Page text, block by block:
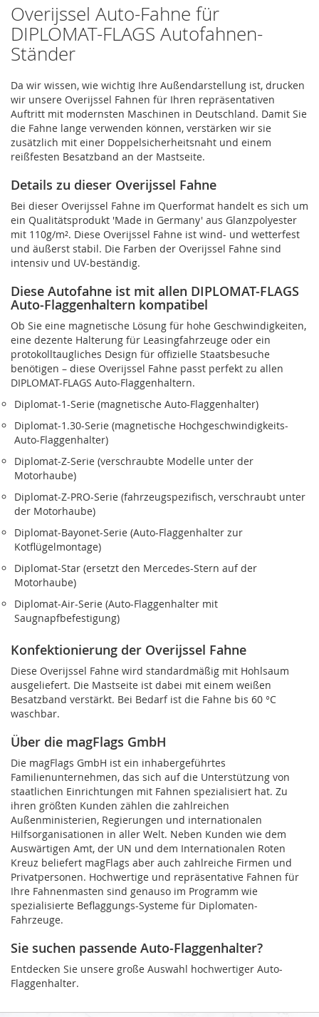
Overijssel Auto-Fahne für
DIPLOMAT-FLAGS Autofahnen-
Ständer
Da wir wissen, wie wichtig Ihre Außendarstellung ist, drucken
wir unsere Overijssel Fahnen für Ihren repräsentativen
Auftritt mit modernsten Maschinen in Deutschland. Damit Sie
die Fahne lange verwenden können, verstärken wir sie
zusätzlich mit einer Doppelsicherheitsnaht und einem
reißfesten Besatzband an der Mastseite.
Details zu dieser Overijssel Fahne
Bei dieser Overijssel Fahne im Querformat handelt es sich um
ein Qualitätsprodukt 'Made in Germany' aus Glanzpolyester
mit 110g/m². Diese Overijssel Fahne ist wind- und wetterfest
und äußerst stabil. Die Farben der Overijssel Fahne sind
intensiv und UV-beständig.
Diese Autofahne ist mit allen DIPLOMAT-FLAGS
Auto-Flaggenhaltern kompatibel
Ob Sie eine magnetische Lösung für hohe Geschwindigkeiten,
eine dezente Halterung für Leasingfahrzeuge oder ein
protokolltaugliches Design für offizielle Staatsbesuche
benötigen – diese Overijssel Fahne passt perfekt zu allen
DIPLOMAT-FLAGS Auto-Flaggenhaltern.
Diplomat‑1-Serie (magnetische Auto-Flaggenhalter)
Diplomat‑1.30-Serie (magnetische Hochgeschwindigkeits-
Auto-Flaggenhalter)
Diplomat‑Z-Serie (verschraubte Modelle unter der
Motorhaube)
Diplomat‑Z‑PRO-Serie (fahrzeugspezifisch, verschraubt unter
der Motorhaube)
Diplomat‑Bayonet-Serie (Auto-Flaggenhalter zur
Kotflügelmontage)
Diplomat‑Star (ersetzt den Mercedes-Stern auf der
Motorhaube)
Diplomat‑Air-Serie (Auto-Flaggenhalter mit
Saugnapfbefestigung)
Konfektionierung der Overijssel Fahne
Diese Overijssel Fahne wird standardmäßig mit Hohlsaum
ausgeliefert. Die Mastseite ist dabei mit einem weißen
Besatzband verstärkt. Bei Bedarf ist die Fahne bis 60 °C
waschbar.
Über die magFlags GmbH
Die magFlags GmbH ist ein inhabergeführtes
Familienunternehmen, das sich auf die Unterstützung von
staatlichen Einrichtungen mit Fahnen spezialisiert hat. Zu
ihren größten Kunden zählen die zahlreichen
Außenministerien, Regierungen und internationalen
Hilfsorganisationen in aller Welt. Neben Kunden wie dem
Auswärtigen Amt, der UN und dem Internationalen Roten
Kreuz beliefert magFlags aber auch zahlreiche Firmen und
Privatpersonen. Hochwertige und repräsentative Fahnen für
Ihre Fahnenmasten sind genauso im Programm wie
spezialisierte Beflaggungs-Systeme für Diplomaten-
Fahrzeuge.
Sie suchen passende Auto-Flaggenhalter?
Entdecken Sie unsere große Auswahl hochwertiger Auto-
Flaggenhalter.